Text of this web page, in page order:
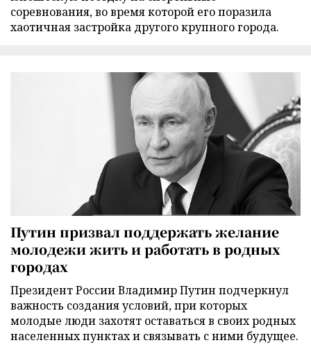
соревнования, во время которой его поразила
хаотичная застройка другого крупного города.
Путин призвал поддержать желание
молодежи жить и работать в родных
городах
Президент России Владимир Путин подчеркнул
важность создания условий, при которых
молодые люди захотят оставаться в своих родных
населенных пунктах и связывать с ними будущее.